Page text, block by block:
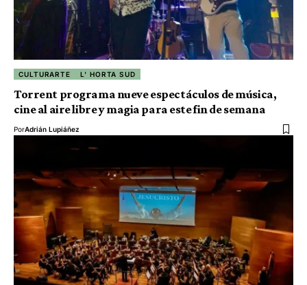
CULTURARTE L' HORTA SUD
Torrent programa nueve espectáculos de música,
cine al aire libre y magia para este fin de semana
PorAdrián Lupiáñez